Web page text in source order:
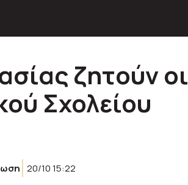
ζητoύν οι
Σχολείου
20/10 15:22